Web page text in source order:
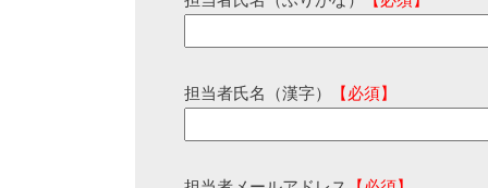
担当者氏名（漢字） 【必須】